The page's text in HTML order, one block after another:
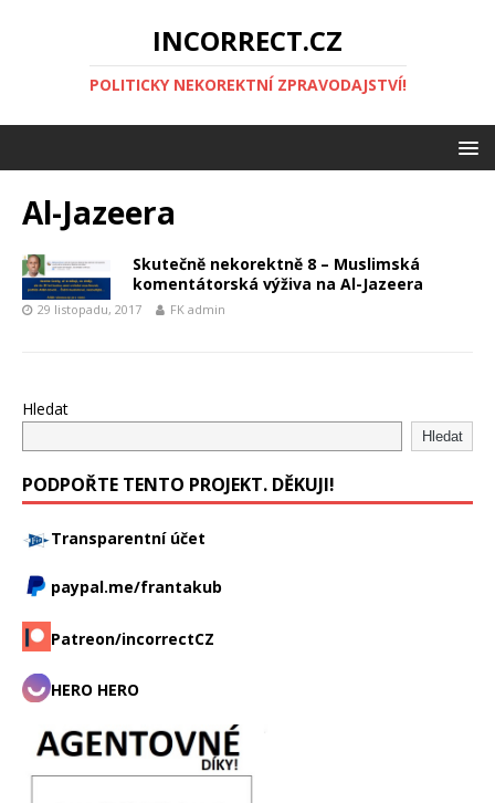
INCORRECT.CZ
POLITICKY NEKOREKTNÍ ZPRAVODAJSTVÍ!
Al-Jazeera
Skutečně nekorektně 8 – Muslimská
komentátorská výživa na Al-Jazeera
29 listopadu, 2017 FK admin
Hledat
Hledat
PODPOŘTE TENTO PROJEKT. DĚKUJI!
Transparentní účet
paypal.me/frantakub
Patreon/incorrectCZ
HERO HERO